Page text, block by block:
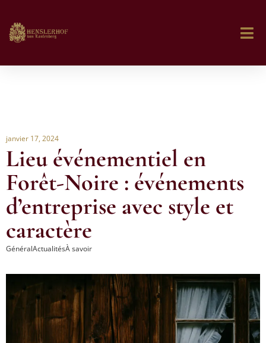
janvier 17, 2024
Lieu événementiel en
Forêt-Noire : événements
d’entreprise avec style et
caractère
GénéralActualitésÀ savoir